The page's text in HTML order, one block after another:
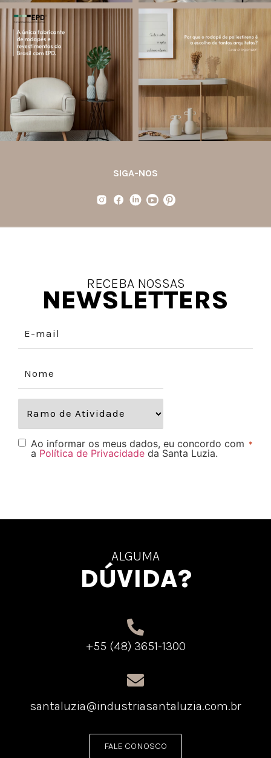
Você sabe o que é EPD?
A Declaração Ambiental de Produto
(Environmental Product Declaration) é
um documento internacional que
Jul 21
35 1
Os rodapés de poliestireno
conquistaram espaço na arquitetura
porque unem estética, praticidade e
desempenho em um único produto.
Diferente
SIGA-NOS
RECEBA NOSSAS
NEWSLETTERS
Ao informar os meus dados, eu concordo com
a Política de Privacidade da Santa Luzia.
*
ALGUMA
DÚVIDA?
+55 (48) 3651-1300
santaluzia@industriasantaluzia.com.br
FALE CONOSCO